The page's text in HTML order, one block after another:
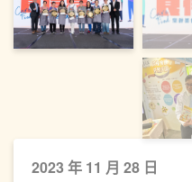
2023 年 11 月 28 日